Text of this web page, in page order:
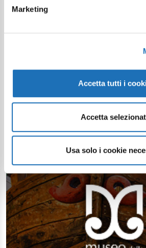
Marketing
Accetta tutti i
Accetta
Usa solo i cookie
Continua a
Il tuo viaggio digitale